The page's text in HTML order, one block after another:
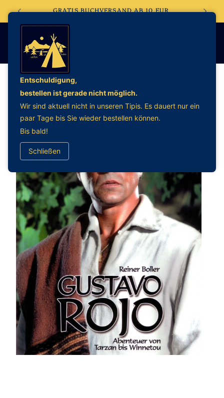
zum
Inhalt
GRATIS BUCHVERSAND AB 10 EUR
Entschuldigung,
bestellen ist gerade nicht möglich.
Wir sind aktuell nicht in unseren Tipis. Es dauert nur ein
paar Tage bis Sie wieder bestellen können.
Bis bald!
Schließen